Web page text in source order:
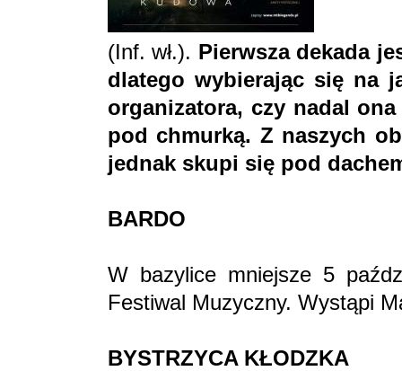
(Inf. wł.). Pierwsza dekada
dlatego wybierając się na
organizatora, czy nadal
pod chmurką. Z naszych
jednak skupi się pod
BARDO
W bazylice mniejsze 5
Festiwal Muzyczny. Wystąpi
BYSTRZYCA KŁODZKA